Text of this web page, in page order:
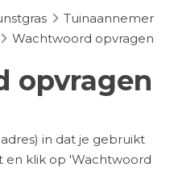
Tuinaannemer
Wachtwoord opvragen
opvragen
in dat je gebruikt
en klik op 'Wachtwoord